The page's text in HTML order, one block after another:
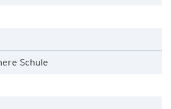
Schule